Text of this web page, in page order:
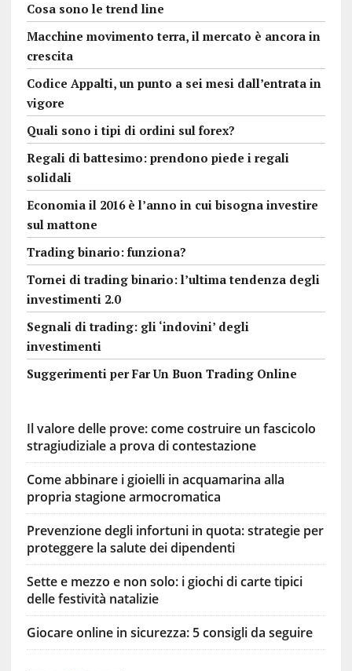
Cosa sono le trend line
Macchine movimento terra, il mercato è ancora in
crescita
Codice Appalti, un punto a sei mesi dall’entrata in
vigore
Quali sono i tipi di ordini sul forex?
Regali di battesimo: prendono piede i regali
solidali
Economia il 2016 è l’anno in cui bisogna investire
sul mattone
Trading binario: funziona?
Tornei di trading binario: l’ultima tendenza degli
investimenti 2.0
Segnali di trading: gli ‘indovini’ degli
investimenti
Suggerimenti per Far Un Buon Trading Online
Il valore delle prove: come costruire un fascicolo
stragiudiziale a prova di contestazione
Come abbinare i gioielli in acquamarina alla
propria stagione armocromatica
Prevenzione degli infortuni in quota: strategie per
proteggere la salute dei dipendenti
Sette e mezzo e non solo: i giochi di carte tipici
delle festività natalizie
Giocare online in sicurezza: 5 consigli da seguire